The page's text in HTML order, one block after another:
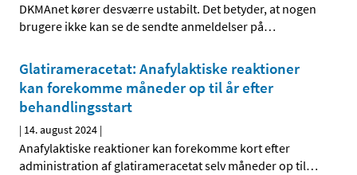
DKMAnet kører desværre ustabilt. Det betyder, at nogen
brugere ikke kan se de sendte anmeldelser på…
Glatirameracetat: Anafylaktiske reaktioner
kan forekomme måneder op til år efter
behandlingsstart
| 14. august 2024 |
Anafylaktiske reaktioner kan forekomme kort efter
administration af glatirameracetat selv måneder op til…